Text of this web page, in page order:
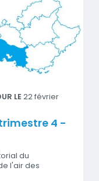
LE 22 février
4 -
du
l'air des